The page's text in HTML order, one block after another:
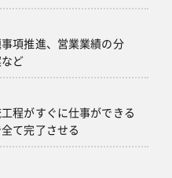
項推進、営業業績の分
ど
程がすぐに仕事ができる
て完了させる